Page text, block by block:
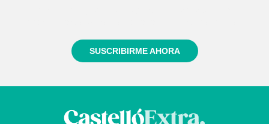
SUSCRIBIRME AHORA